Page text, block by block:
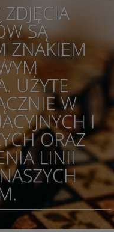
SĄ
ZNAKIEM
UŻYTE
W
I
ORAZ
LINII